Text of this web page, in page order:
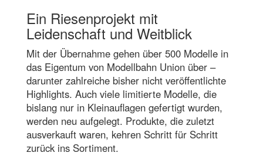
Ein Riesenprojekt mit
Leidenschaft und Weitblick
Mit der Übernahme gehen über 500 Modelle in
das Eigentum von Modellbahn Union über –
darunter zahlreiche bisher nicht veröffentlichte
Highlights. Auch viele limitierte Modelle, die
bislang nur in Kleinauflagen gefertigt wurden,
werden neu aufgelegt. Produkte, die zuletzt
ausverkauft waren, kehren Schritt für Schritt
zurück ins Sortiment.